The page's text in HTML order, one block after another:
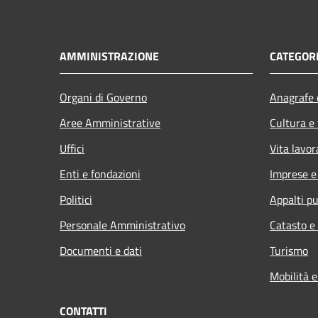
AMMINISTRAZIONE
Organi di Governo
Aree Amministrative
Uffici
Enti e fondazioni
Politici
Personale Amministrativo
Documenti e dati
Cultura
Vita
Imprese
Appalti
Catasto
Turismo
Mobilità
CONTATTI